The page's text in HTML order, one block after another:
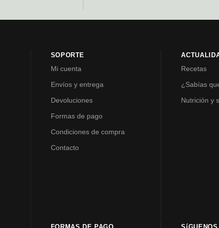
SOPORTE
Mi cuenta
Envíos y entrega
Devoluciones
Formas de pago
Condiciones de compra
Contacto
Recetas
¿Sabías
Nutrición y